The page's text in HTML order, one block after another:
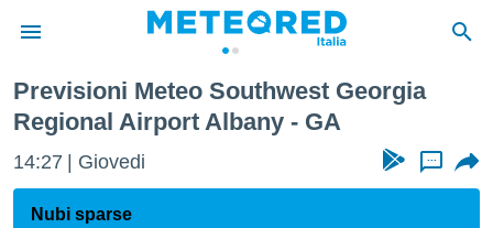
di
Previsioni Meteo Southwest Georgia
Regional Airport Albany - GA
14:27 Giovedi ...
Nubi sparse